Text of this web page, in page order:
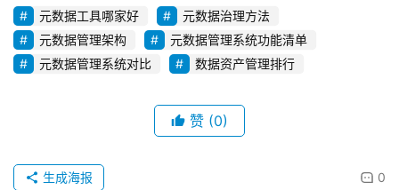
元数据工具哪家好
元数据治理方法
元数据管理架构
元数据管理系统功能清单
元数据管理系统对比
数据资产管理排行
赞 (0)
0
生成海报